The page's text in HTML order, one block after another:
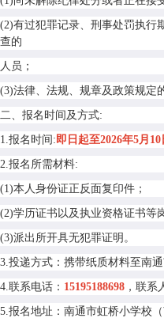
(2)有过犯罪记录、刑事处罚执行
查的
人员；
(3)法律、法规、规章及政策规定
二、报名时间及方式:
1.报名时间:即日起至2026年5月10
2.报名所需材料:
(1)本人身份证正反面复印件；
(2)学历证书以及执业资格证书等
(3)派出所开具无犯罪证明。
3.投递方式：携带纸质材料至南
4.联系电话： 15195188698 ，联系
5.报名地址：南通市虹桥小学校